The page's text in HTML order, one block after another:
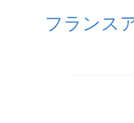
フランス